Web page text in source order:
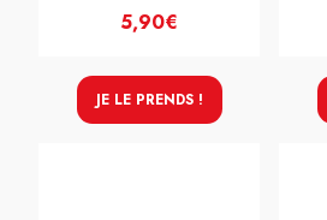
5,90€
JE LE PRENDS !